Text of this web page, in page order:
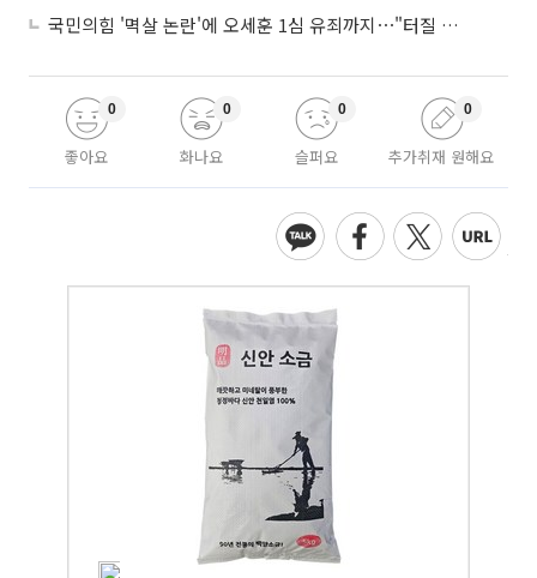
국민의힘 '멱살 논란'에 오세훈 1심 유죄까지⋯"터질 게 터졌다"
좋아요
0
화나요
0
슬퍼요
0
추가취재 원해요
0